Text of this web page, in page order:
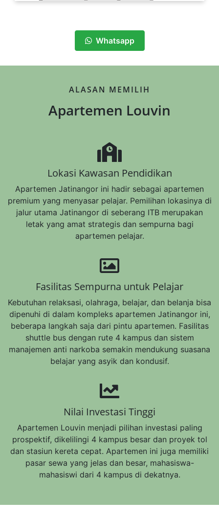
Whatsapp
ALASAN MEMILIH
Apartemen Louvin
Lokasi Kawasan Pendidikan
Apartemen Jatinangor ini hadir sebagai apartemen
premium yang menyasar pelajar. Pemilihan lokasinya di
jalur utama Jatinangor di seberang ITB merupakan
letak yang amat strategis dan sempurna bagi
apartemen pelajar.
Fasilitas Sempurna untuk Pelajar
Kebutuhan relaksasi, olahraga, belajar, dan belanja bisa
dipenuhi di dalam kompleks apartemen Jatinangor ini,
beberapa langkah saja dari pintu apartemen. Fasilitas
shuttle bus dengan rute 4 kampus dan sistem
manajemen anti narkoba semakin mendukung suasana
belajar yang asyik dan kondusif.
Nilai Investasi Tinggi
Apartemen Louvin menjadi pilihan investasi paling
prospektif, dikelilingi 4 kampus besar dan proyek tol
dan stasiun kereta cepat. Apartemen ini juga memiliki
pasar sewa yang jelas dan besar, mahasiswa-
mahasiswi dari 4 kampus di dekatnya.